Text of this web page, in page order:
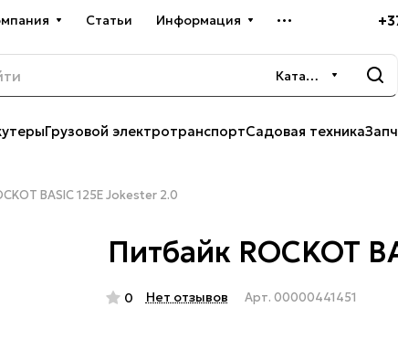
Статьи Информация
Каталог
Грузовой электротранспортСадовая техника
BASIC 125E Jokester 2.0
Питбайк ROCKOT
0 Нет отзывов Арт. 00000441451